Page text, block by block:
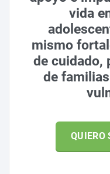
vida
mismo
de cuidado,
de
QUIERO